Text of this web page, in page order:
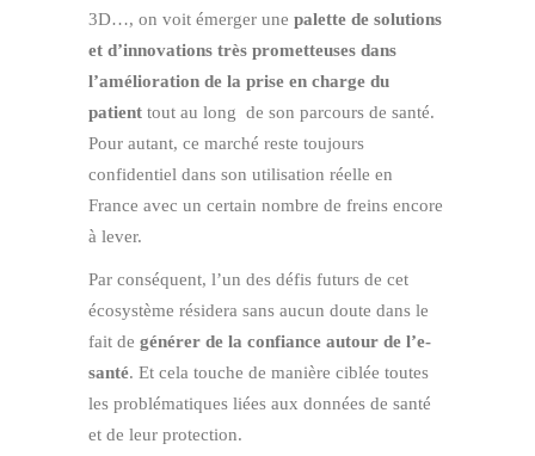
3D…, on voit émerger une palette de solutions
et d’innovations très prometteuses dans
l’amélioration de la prise en charge du
patient tout au long de son parcours de santé.
Pour autant, ce marché reste toujours
confidentiel dans son utilisation réelle en
France avec un certain nombre de freins encore
à lever.
Par conséquent, l’un des défis futurs de cet
écosystème résidera sans aucun doute dans le
fait de générer de la confiance autour de l’e-
santé. Et cela touche de manière ciblée toutes
les problématiques liées aux données de santé
et de leur protection.